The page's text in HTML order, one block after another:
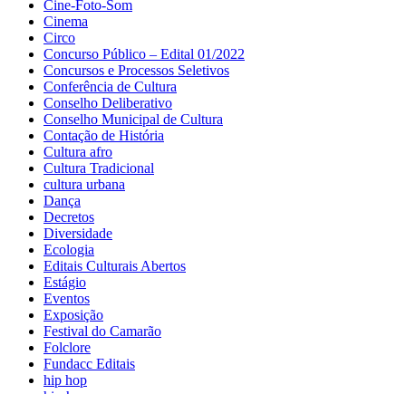
Cine-Foto-Som
Cinema
Circo
Concurso Público – Edital 01/2022
Concursos e Processos Seletivos
Conferência de Cultura
Conselho Deliberativo
Conselho Municipal de Cultura
Contação de História
Cultura afro
Cultura Tradicional
cultura urbana
Dança
Decretos
Diversidade
Ecologia
Editais Culturais Abertos
Estágio
Eventos
Exposição
Festival do Camarão
Folclore
Fundacc Editais
hip hop